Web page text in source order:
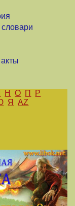
Н О П
Р
Я AZ